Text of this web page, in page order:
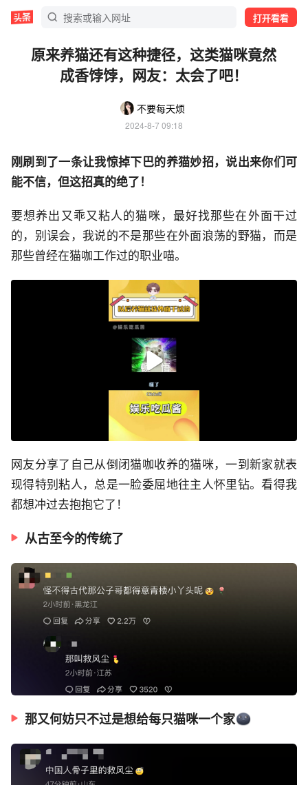
打开看看
原来养猫还有这种捷径，这类猫咪竟然
成香饽饽，网友：太会了吧！
不要每天烦
2024-8-7 09:18
刚刷到了一条让我惊掉下巴的养猫妙招，说出来你们可
能不信，但这招真的绝了！
要想养出又乖又粘人的猫咪，最好找那些在外面干过
的，别误会，我说的不是那些在外面浪荡的野猫，而是
那些曾经在猫咖工作过的职业喵。
网友分享了自己从倒闭猫咖收养的猫咪，一到新家就表
现得特别粘人，总是一脸委屈地往主人怀里钻。看得我
都想冲过去抱抱它了！
从古至今的传统了
那又何妨只不过是想给每只猫咪一个家